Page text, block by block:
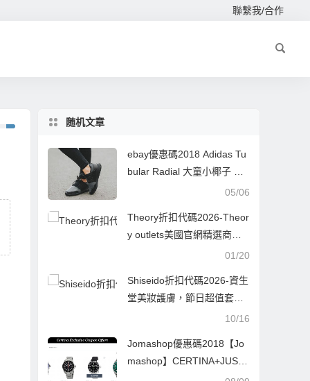
聯繫我/合作
随机文章
ebay優惠碼2018 Adidas Tu
bular Radial 大童小椰子 特
05/06
Theory折扣代碼2026-Theor
y outlets美國官網精選商品
低至3折+額外8折促銷美境
01/20
Shiseido折扣代碼2026-資生
堂美妝護膚，節日超值套裝
10/16
Jomashop優惠碼2018【Jo
mashop】CERTINA+JUST